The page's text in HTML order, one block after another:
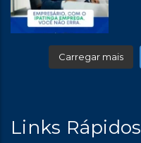
Carregar mais
Links Rápidos